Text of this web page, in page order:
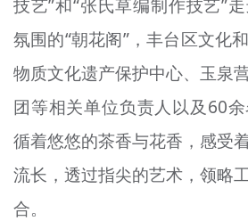
北京宣传文化引导基金
宣传思想文化人才
专题
资料库
技艺”和“张氏草编制作技艺”
氛围的“朝花阁”，丰台区文化
物质文化遗产保护中心、玉泉
团等相关单位负责人以及60
循着悠悠的茶香与花香，感受
流长，透过指尖的艺术，领略
合。